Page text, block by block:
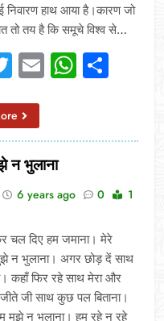
हाथ आया है।कारण जो
तो तय है कि समूचे विश्व से…
Twitter
Email
न भुलाना
6 years ago 0
1
चल दिए हम जमाना। मेरे
न भुलाना। अगर छोड़ दें साथ
कहाँ फिर रहे साथ मेरा और
जी साथ कुछ पल बिताना।
मुझे न भुलाना। हम रहे न रहे